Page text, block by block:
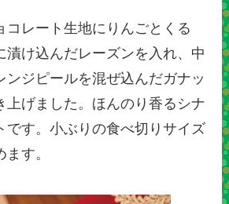
コレート生地にりんごとくる
漬け込んだレーズンを入れ、中
ンジピールを混ぜ込んだガナッ
上げました。ほんのり香るシナ
です。小ぶりの食べ切りサイズ
す。